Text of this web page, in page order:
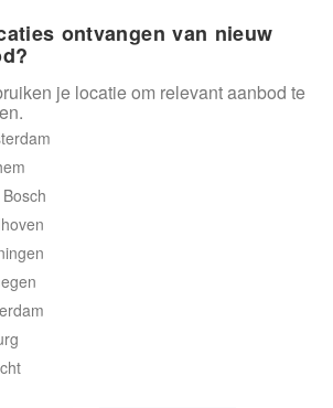
Huurflits
Huurflits
je bericht
te sturen kom je in contact met de
van de woning.
ontvangen van nieuw
je locatie om relevant aanbod te